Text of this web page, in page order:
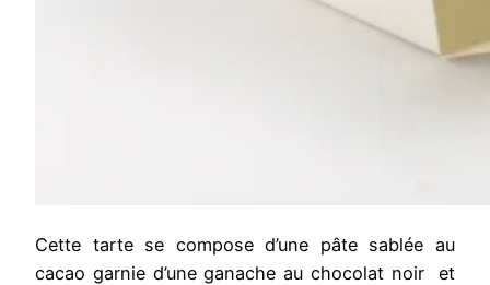
Cette tarte se compose d’une pâte sablée au
cacao garnie d’une ganache au chocolat noir et